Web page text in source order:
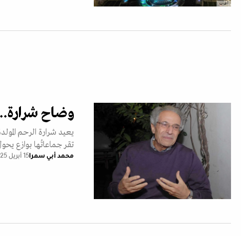
أ ف ب
وضاح
يعيد شرارة الرحم
تقر جماعاتُها بوازع
محمد أبي سمرا15 أبريل 2025